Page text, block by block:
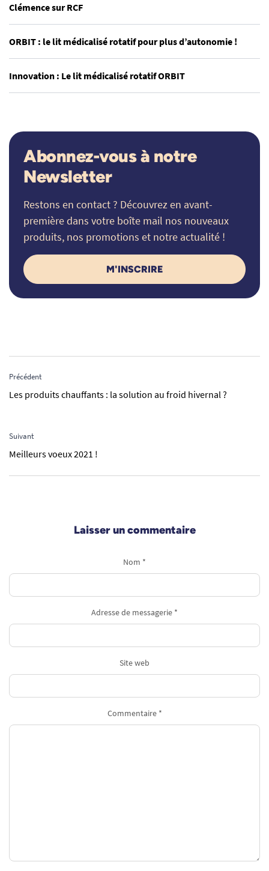
Clémence sur RCF
ORBIT : le lit médicalisé rotatif pour plus d’autonomie !
Innovation : Le lit médicalisé rotatif ORBIT
Abonnez-vous à notre
Newsletter
Restons en contact ? Découvrez en avant-
première dans votre boîte mail nos nouveaux
produits, nos promotions et notre actualité !
M'INSCRIRE
Précédent
Les produits chauffants : la solution au froid hivernal ?
Suivant
Meilleurs voeux 2021 !
Laisser un commentaire
Nom *
Adresse de messagerie *
Site web
Commentaire *